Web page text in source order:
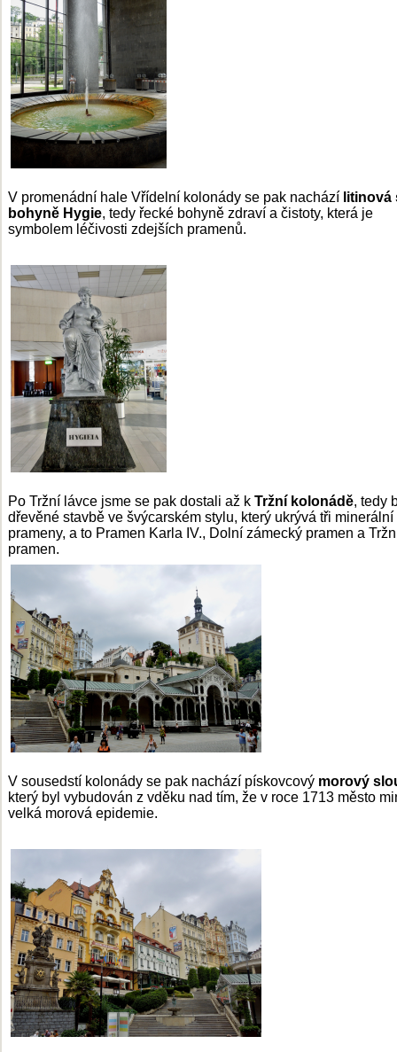
V promenádní hale Vřídelní kolonády se pak nachází litinová
bohyně Hygie, tedy řecké bohyně zdraví a čistoty, která je
symbolem léčivosti zdejších pramenů.
Po Tržní lávce jsme se pak dostali až k Tržní kolonádě, tedy
dřevěné stavbě ve švýcarském stylu, který ukrývá tři minerální
prameny, a to Pramen Karla IV., Dolní zámecký pramen a
pramen.
V sousedstí kolonády se pak nachází pískovcový morový
který byl vybudován z vděku nad tím, že v roce 1713 město
velká morová epidemie.